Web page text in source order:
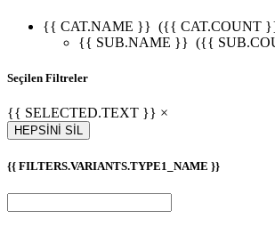
{{ CAT.NAME }} ({{ CAT.COUNT
{{ SUB.NAME }} ({{
Seçilen Filtreler
{{ SELECTED.TEXT }} ×
HEPSİNİ SİL
{{ FILTERS.VARIANTS.TYPE1_NAME }}